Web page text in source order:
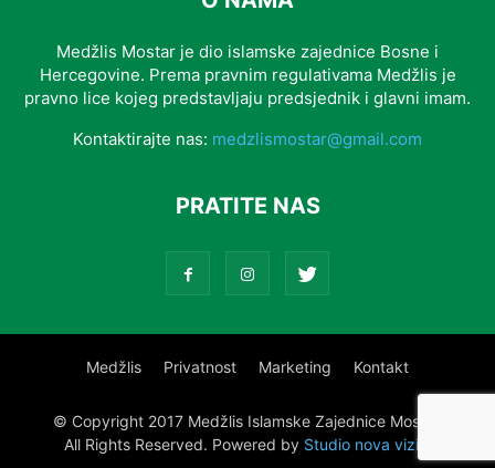
Medžlis Mostar je dio islamske zajednice Bosne i
Hercegovine. Prema pravnim regulativama Medžlis je
pravno lice kojeg predstavljaju predsjednik i glavni imam.
Kontaktirajte nas: medzlismostar@gmail.com
PRATITE NAS
Medžlis Privatnost Marketing Kontakt
© Copyright 2017 Medžlis Islamske Zajednice Mostar.
All Rights Reserved. Powered by Studio nova vizija